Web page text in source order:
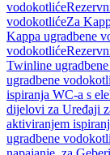
vodokotliće
vodokotlićeZa
Kappa ugradbene
vodokotliće
Twinline
ugradbene
ispiranja WC-a s
dijelovi za Uređaji
aktiviranjem
ugradbene